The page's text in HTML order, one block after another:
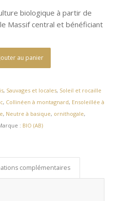
biologique à partir de
Massif central et bénéficiant
au panier
, Sauvages et locales, Soleil et rocaille
, Collinéen à montagnard, Ensoleillée à
, Neutre à basique, ornithogale,
: BIO (AB)
complémentaires